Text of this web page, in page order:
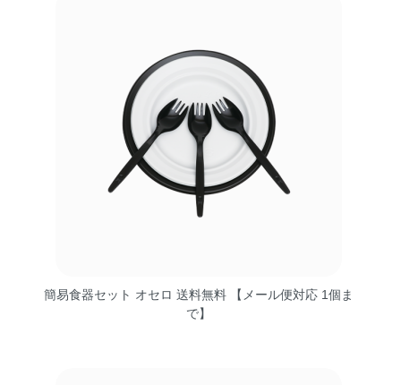
簡易食器セット オセロ 送料無料 【メール便対応 1個ま
で】